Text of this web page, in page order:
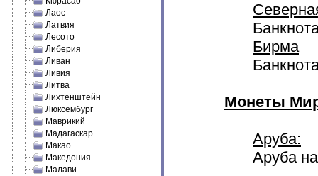
Лаос
Латвия
Лесото
Либерия
Ливан
Ливия
Литва
Лихтенштейн
Люксембург
Маврикий
Мадагаскар
Макао
Македония
Малави
Бирма
Монеты
Аруба:
Аруба